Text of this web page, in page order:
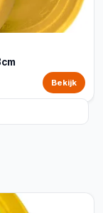
Bekijk